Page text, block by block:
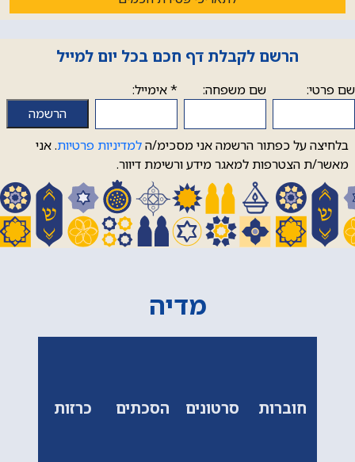
הרשם לקבלת דף חכם בכל יום למייל
שם פרטי: שם משפחה: *אימייל:
בלחיצה על כפתור הרשמה אני מסכימ/הלמדיניות פרטיות. אני
מאשר/ת הצטרפות למאגר מידע ורשימת דיוור.
מדיה
חוברות סרטונים הסכתים כרזות